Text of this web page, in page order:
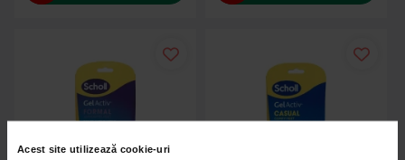
Acest site utilizează cookie-uri